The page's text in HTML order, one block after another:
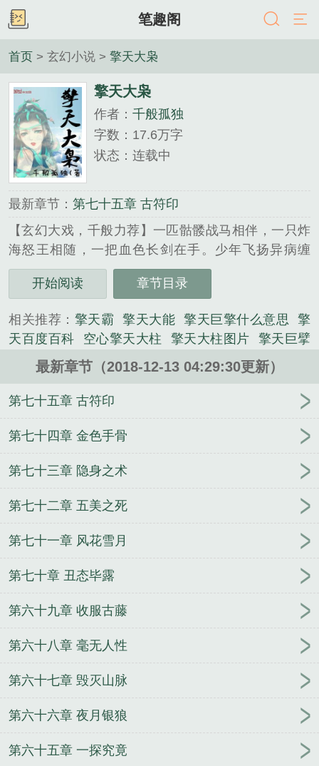
笔趣阁
首页 > 玄幻小说 > 擎天大枭
擎天大枭
作者： 千般孤独
字数：17.6万字
状态：连载中
最新章节： 第七十五章 古符印
【玄幻大戏，千般力荐】一匹骷髅战马相伴，一只炸
海怒王相随，一把血色长剑在手。少年飞扬异病缠
身，历经七死七生，在遗弃之城一步步崛起。血腥伴
随他成长，诡诈逼迫他成熟，却依旧难逃弃子命
厦将倾。试问天下谁有擎天之力？唯有飞扬一路血染
衣衫！...
《擎天大枭》是千般孤独精心创作的玄幻小说类小
开始阅读 章节目录
相关推荐： 擎天霸 擎天大能 擎天巨擎什么意思
擎
天百度百科
空心擎天大柱 擎天大柱图片
擎天巨擘
是什么属性 擎天啥意思 擎天实战完整视频大全
天大佬 擎天这个名字会不会太大
擎天大贼王演员
表 擎天大弟子是谁
擎天和擎苍什么关
xml 擎天什么意思啊
擎
天 一什么擎天大柱
擎天巨擘是什么
的大弟子是谁 擎天boss
擎天
sir
擎天大汉的意思
擎天啥意
思?
擎天大弟子 现代修真：转世续缘
等风等你等婚
妆
花都威龙 遥夜相思太阳系
所
之花之语 暗恋对象失忆了
超位面反派
跳学院！DearMyHero～不愿消失的心情～
山河美艳
最新章节（2018-12-13 04:29:30更新）
第七十五章 古符印
第七十四章 金色手骨
第七十三章 隐身之术
第七十二章 五美之死
第七十一章 风花雪月
第七十章 丑态毕露
第六十九章 收服古藤
第六十八章 毫无人性
第六十七章 毁灭山脉
第六十六章 夜月银狼
第六十五章 一探究竟